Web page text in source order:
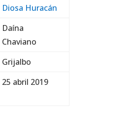
Diosa Huracán
Daína
Chaviano
Grijalbo
25 abril 2019